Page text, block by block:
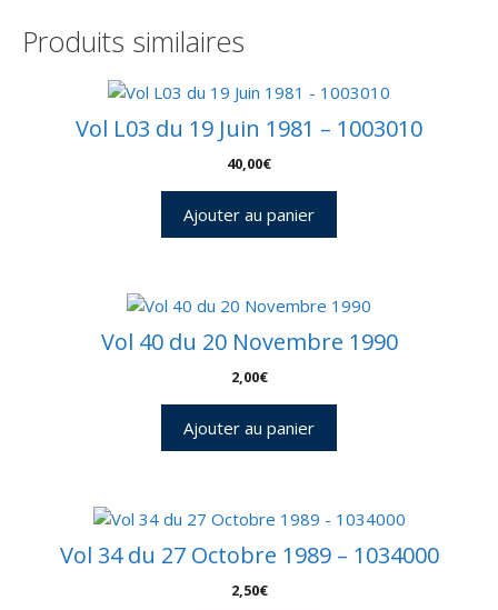
CNES
enveloppes
-
-
9010652
Produits similaires
Vol L03 du 19 Juin 1981 – 1003010
40,00€
Ajouter au panier
Vol 40 du 20 Novembre 1990
2,00€
Ajouter au panier
Vol 34 du 27 Octobre 1989 – 1034000
2,50€